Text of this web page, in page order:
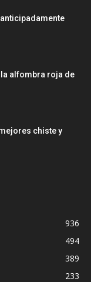
la alfombra roja de
chiste y
936
494
389
233